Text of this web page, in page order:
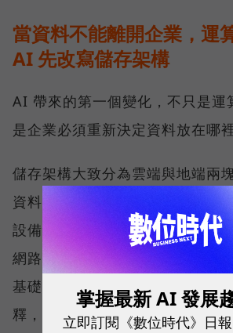
當資料不能離開企業，運
AI 先改寫儲存架構
AI 帶來的第一個變化，不只是運
是企業必須重新決定資料放在哪裡
儲存架構大致分為雲端與地端兩
資料安全的守護者，長期發展的
設備（NAS），並擴展至 25GbE
網路交換器產品線，提供完整的
基礎架構。威聯通科技（QNAP
釋，當資料因合規要求或敏感度
掌握最新 AI 發展
立即訂閱《數位時代》日